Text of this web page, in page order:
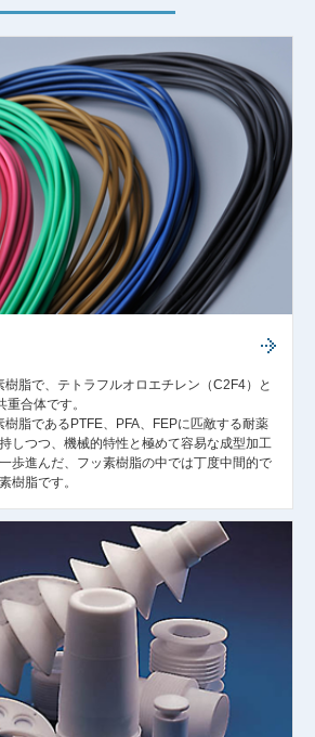
樹脂で、テトラフルオロエチレン（C2F4）と
合体です。
樹脂であるPTFE、PFA、FEPに匹敵する耐薬
しつつ、機械的特性と極めて容易な成型加工
歩進んだ、フッ素樹脂の中では丁度中間的で
樹脂です。